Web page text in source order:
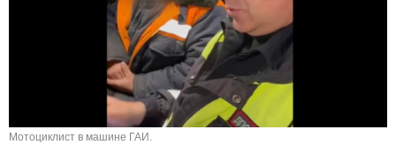
Мотоциклист в машине ГАИ.